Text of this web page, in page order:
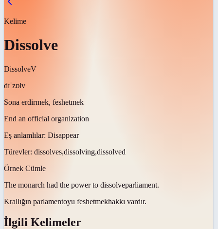
Kelime
Dissolve
DissolveV
dɪˈzɒlv
Sona erdirmek, feshetmek
End an official organization
Eş anlamlılar: Disappear
Türevler: dissolves,dissolving,dissolved
Örnek Cümle
The monarch had the power to dissolveparliament.
Krallığın parlamentoyu feshetmekhakkı vardır.
İlgili Kelimeler